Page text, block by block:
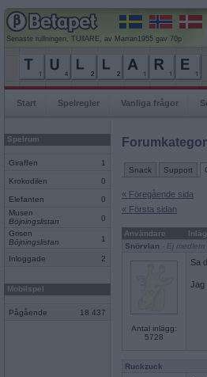
Senaste rullningen, TUllARE, av Marran1955 gav 70p
Start Spelregler Vanliga frågor
Spelrum
Giraffen 1
Krokodilen 0
Elefanten
0
Musen
Böjningslistan
0
Grisen
Böjningslistan
1
Inloggade 2
Mobilspel
Pågående 18 437
Snack Support
« Föregående sida
« Första sidan
Användare
Snörvlan - Ej medlem
Antal inlägg:
5728
Sa
Jag
Ruckzuck